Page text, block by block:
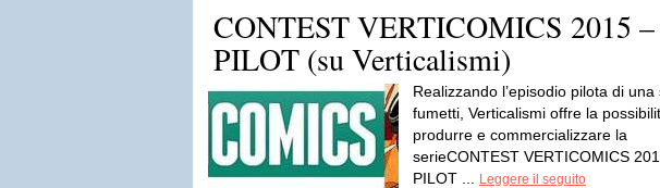
CONTEST VERTICOMICS 2015 –
PILOT (su Verticalismi)
Realizzando l’episodio pilota di una
fumetti, Verticalismi offre la
produrre e commercializzare la
serieCONTEST VERTICOMICS
PILOT ...
Leggere il seguito